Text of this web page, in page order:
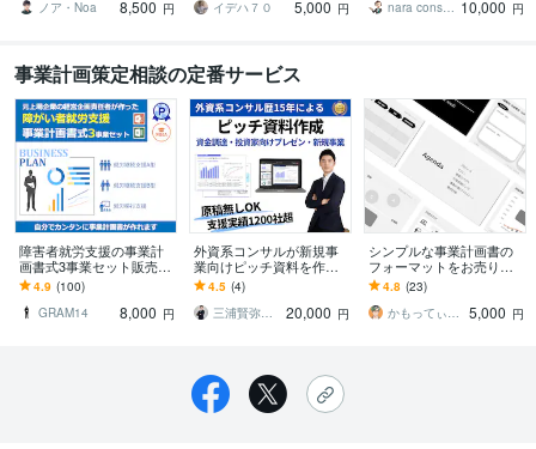
がサポート
ノア・Noa
8,500 円
んでる方まず相談を！
イデハ７０
5,000 円
nara consultant 10,000 円
事業計画策定相談の定番サービス
障害者就労支援の事業計
画書式3事業セット販売し
ます A型・B型・移行すべ
て対応！自分で事業計画
書が作れます
4.9 (100)
GRAM14
8,000 円
外資系コンサルが新規事
業向けピッチ資料を作成
します 資金調達を目指す
スタートアップ企業や新
規事業担当向け作成代行
4.5 (4)
三浦賢弥＠経営コンサルタント
20,000 円
シンプルな事業計画書の
フォーマットをお売りし
ます テンプレートを埋め
るだけで、魅力的な事業
計画書が完成します！
4.8 (23)
かもってぃ（Kamotty）
5,000 円